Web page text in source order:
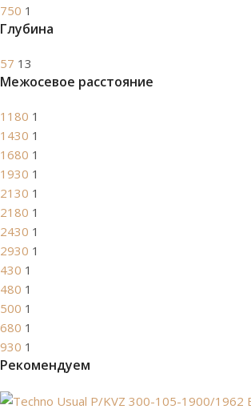
750 1
Глубина
57 13
Межосевое расстояние
1180 1
1430 1
1680 1
1930 1
2130 1
2180 1
2430 1
2930 1
430 1
480 1
500 1
680 1
930 1
Рекомендуем